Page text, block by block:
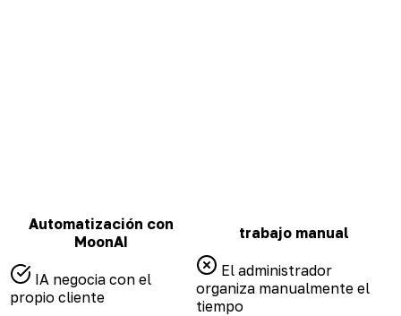
Automatización con
MoonAI
trabajo manual
IA negocia con el
propio cliente
El administrador
organiza manualmente el
tiempo